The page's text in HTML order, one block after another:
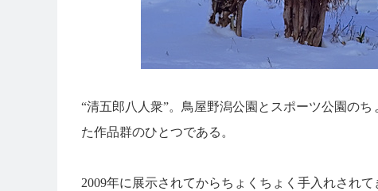
“清五郎八人衆”。鳥屋野潟公園とスポーツ公園の
た作品群のひとつである。
2009年に展示されてからちょくちょく手入れされ